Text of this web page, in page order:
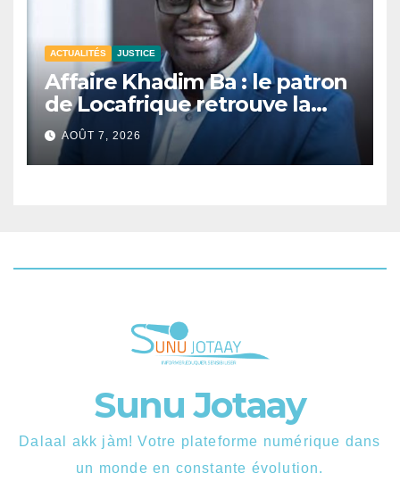
ACTUALITÉS JUSTICE
Affaire Khadim Ba : le patron
de Locafrique retrouve la
liberté.
AOÛT 7, 2026
Sunu Jotaay
Dalaal akk jàm! Votre plateforme numérique dans
un monde en constante évolution.